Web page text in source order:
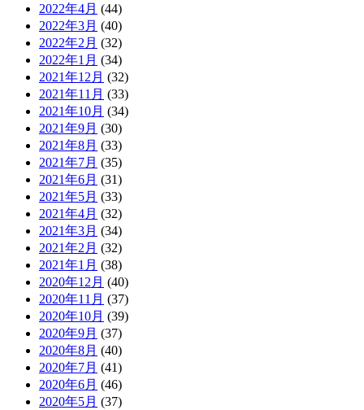
2022年4月 (44)
2022年3月 (40)
2022年2月 (32)
2022年1月 (34)
2021年12月 (32)
2021年11月 (33)
2021年10月 (34)
2021年9月 (30)
2021年8月 (33)
2021年7月 (35)
2021年6月 (31)
2021年5月 (33)
2021年4月 (32)
2021年3月 (34)
2021年2月 (32)
2021年1月 (38)
2020年12月 (40)
2020年11月 (37)
2020年10月 (39)
2020年9月 (37)
2020年8月 (40)
2020年7月 (41)
2020年6月 (46)
2020年5月 (37)